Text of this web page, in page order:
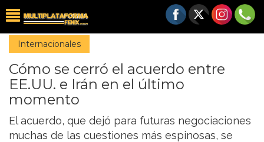
Internacionales
Cómo se cerró el acuerdo entre
EE.UU. e Irán en el último
momento
El acuerdo, que dejó para futuras negociaciones
muchas de las cuestiones más espinosas, se